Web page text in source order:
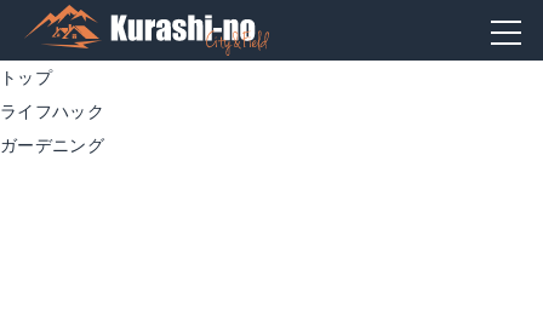
トップ
ライフハック
ガーデニング